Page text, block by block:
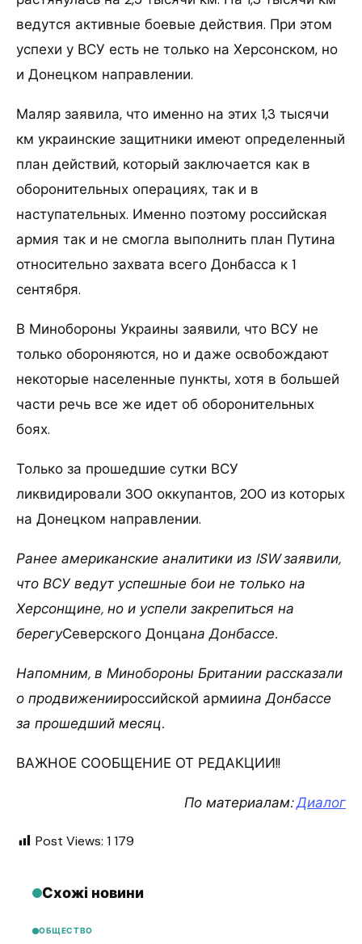
ведутся активные боевые действия. При этом
успехи у ВСУ есть не только на Херсонском, но
и Донецком направлении.
Маляр заявила, что именно на этих 1,3 тысячи
км украинские защитники имеют определенный
план действий, который заключается как в
оборонительных операциях, так и в
наступательных. Именно поэтому российская
армия так и не смогла выполнить план Путина
относительно захвата всего Донбасса к 1
сентября.
В Минобороны Украины заявили, что ВСУ не
только обороняются, но и даже освобождают
некоторые населенные пункты, хотя в большей
части речь все же идет об оборонительных
боях.
Только за прошедшие сутки ВСУ
ликвидировали 300 оккупантов, 200 из которых
на Донецком направлении.
Ранее американские аналитики из ISW заявили,
что ВСУ ведут успешные бои не только на
Херсонщине, но и успели закрепиться на
берегуСеверского Донцана Донбассе.
Напомним, в Минобороны Британии рассказали
о продвижениироссийской армиина Донбассе
за прошедший месяц.
ВАЖНОЕ СООБЩЕНИЕ ОТ РЕДАКЦИИ!!
По материалам:Диалог
Post Views: 1 179
Схожі новини
ОБЩЕСТВО